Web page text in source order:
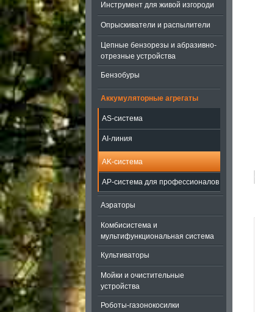
Инструмент для живой изгороди
Опрыскиватели и распылители
Цепные бензорезы и абразивно-
отрезные устройства
Бензобуры
Аккумуляторные агрегаты
AS-система
AI-линия
AK-система
AP-система для профессионалов
Аэраторы
Комбисистема и
мультифункциональная система
Культиваторы
Мойки и очистительные
устройства
Роботы-газонокосилки